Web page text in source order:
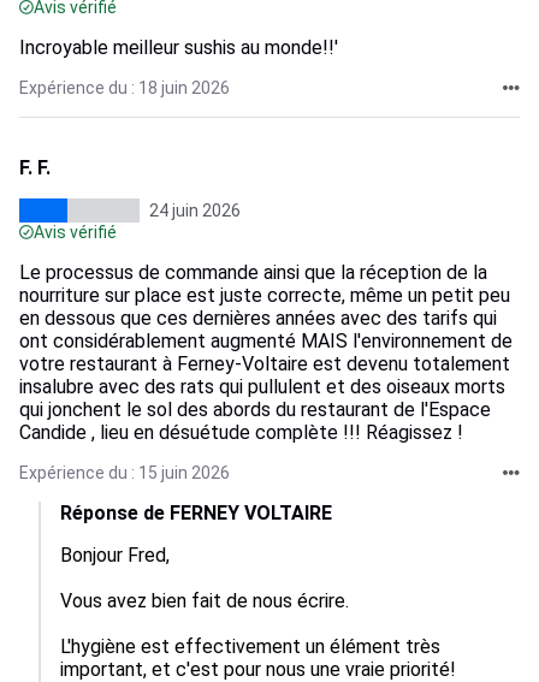
Avis vérifié
Incroyable meilleur sushis au monde!!'
Expérience du : 18 juin 2026
F. F.
24 juin 2026
Avis vérifié
Le processus de commande ainsi que la réception de la
nourriture sur place est juste correcte, même un petit peu
en dessous que ces dernières années avec des tarifs qui
ont considérablement augmenté MAIS l'environnement de
votre restaurant à Ferney-Voltaire est devenu totalement
insalubre avec des rats qui pullulent et des oiseaux morts
qui jonchent le sol des abords du restaurant de l'Espace
Candide , lieu en désuétude complète !!! Réagissez !
Expérience du : 15 juin 2026
Réponse de FERNEY VOLTAIRE
Bonjour Fred,
Vous avez bien fait de nous écrire.
L'hygiène est effectivement un élément très
important, et c'est pour nous une vraie priorité!